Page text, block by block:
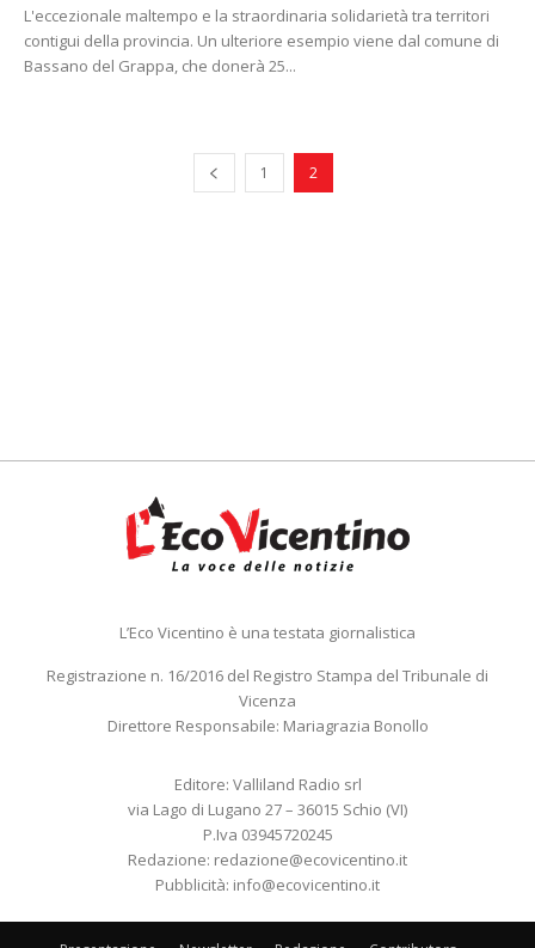
L'eccezionale maltempo e la straordinaria solidarietà tra territori
contigui della provincia. Un ulteriore esempio viene dal comune di
Bassano del Grappa, che donerà 25...
1 2
L’Eco Vicentino è una testata giornalistica
Registrazione n. 16/2016 del Registro Stampa del Tribunale di
Vicenza
Direttore Responsabile: Mariagrazia Bonollo
Editore: Valliland Radio srl
via Lago di Lugano 27 – 36015 Schio (VI)
P.Iva 03945720245
Redazione: redazione@ecovicentino.it
Pubblicità: info@ecovicentino.it